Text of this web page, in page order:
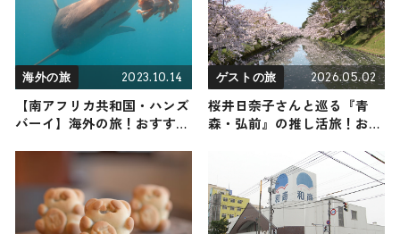
海外の旅 2023.10.14
【南アフリカ共和国・ハンズ
バーイ】海外の旅！おすすめ
ゲストの旅 2026.05.02
桜井日奈子さんと巡る『青
森・弘前』の推し活旅！おす
2026年5月2日放送